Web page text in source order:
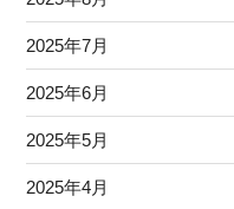
2025年7月
2025年6月
2025年5月
2025年4月